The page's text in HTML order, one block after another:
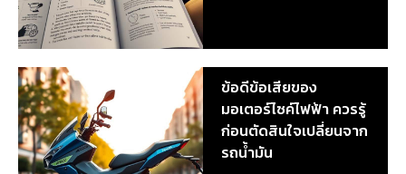
ข้อดีข้อเสียของ
มอเตอร์ไซค์ไฟฟ้า ควรรู้
ก่อนตัดสินใจเปลี่ยนจาก
รถน้ำมัน